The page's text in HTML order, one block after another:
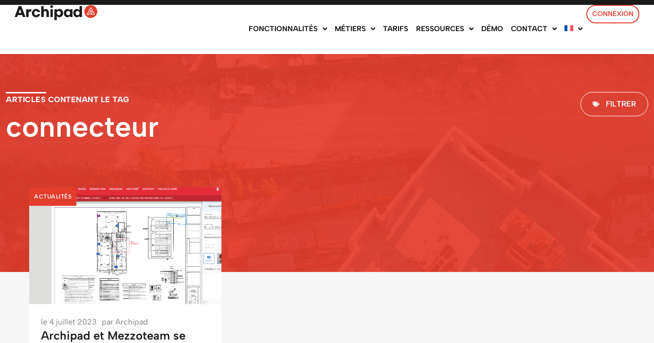
FONCTIONNALITÉS MÉTIERS TARIFS RESSOURCES DÉMO CONTACT
CONNEXION
ARTICLES CONTENANT LE TAG
connecteur
FILTRER
ACTUALITÉS
le 4 juillet 2023 par Archipad
Archipad et Mezzoteam se